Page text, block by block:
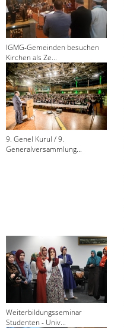
IGMG-Gemeinden besuchen
Kirchen als Ze...
9. Genel Kurul / 9.
Generalversammlung...
Weiterbildungsseminar
Studenten - Univ...